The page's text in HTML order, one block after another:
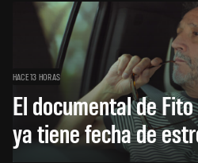
HACE 13 HORAS
El documental de
ya tiene fecha de